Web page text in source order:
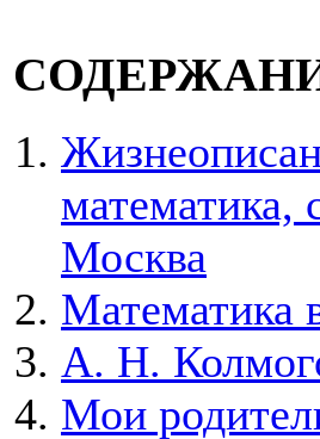
математика,
Москва
Математика
А. Н.
Мои